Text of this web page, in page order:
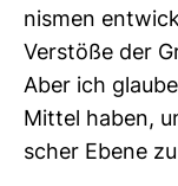
nismen
Ver­stöße der
Aber ich
Mittel haben,
scher Ebene